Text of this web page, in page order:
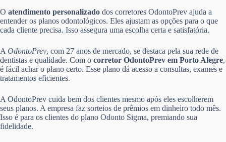
O atendimento personalizado dos corretores OdontoPrev ajuda a
entender os planos odontológicos. Eles ajustam as opções para o que
cada cliente precisa. Isso assegura uma escolha certa e satisfatória.
A OdontoPrev, com 27 anos de mercado, se destaca pela sua rede de
dentistas e qualidade. Com o corretor OdontoPrev em Porto Alegre,
é fácil achar o plano certo. Esse plano dá acesso a consultas, exames e
tratamentos eficientes.
A OdontoPrev cuida bem dos clientes mesmo após eles escolherem
seus planos. A empresa faz sorteios de prêmios em dinheiro todo mês.
Isso é para os clientes do plano Odonto Sigma, premiando sua
fidelidade.